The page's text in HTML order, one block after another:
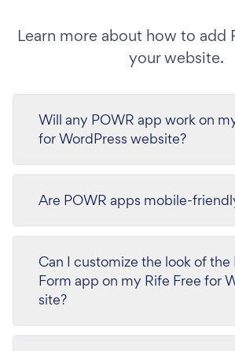
Learn more about how to add
your website.
Will any POWR app work on
for WordPress website?
Are POWR apps mobile-
Can I customize the look of
Form app on my Rife Free for
site?